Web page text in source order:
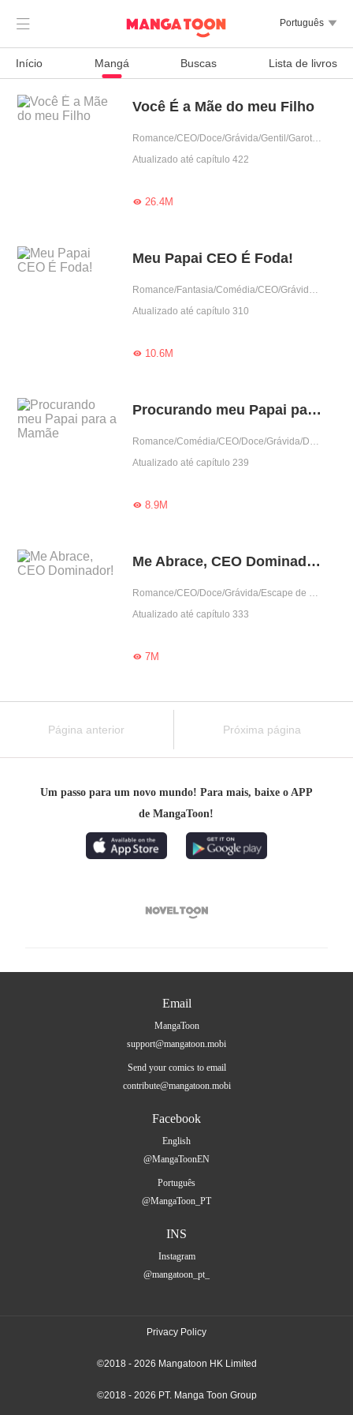
 Português 
Início Mangá Buscas Lista de livros
Você É a Mãe do meu Filho
Romance/CEO/Doce/Grávida/Gentil/Garota boa/Amor casual/Criança fofa
Atualizado até capítulo 422
26.4M
Meu Papai CEO É Foda!
Romance/Fantasia/Comédia/CEO/Grávida/Contra-Ataque/Gentil/Criança fofa
Atualizado até capítulo 310
10.6M
Procurando meu Papai para a Mamãe
Romance/Comédia/CEO/Doce/Grávida/Dominante/Arrogante/Urbano/Amor casual/Criança fofa
Atualizado até capítulo 239
8.9M
Me Abrace, CEO Dominador!
Romance/CEO/Doce/Grávida/Escape de casamento/Dominante/Obediente/Amor casual/Criança fofa
Atualizado até capítulo 333
7M
Página anterior Próxima página
Um passo para um novo mundo! Para mais, baixe o APP
de MangaToon!

Email
MangaToon
support@mangatoon.mobi
Send your comics to email
contribute@mangatoon.mobi
Facebook
English
@MangaToonEN
Português
@MangaToon_PT
INS
Instagram
@mangatoon_pt_
Privacy Policy
©2018 - 2026 Mangatoon HK Limited
©2018 - 2026 PT. Manga Toon Group